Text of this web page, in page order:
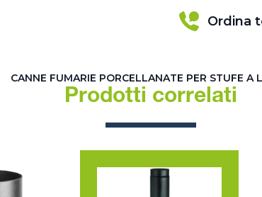
Ordina
CANNE FUMARIE PORCELLANATE PER STUFE A
Prodotti correlati